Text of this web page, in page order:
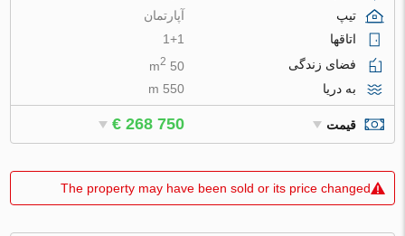
تیپ
آپارتمان
اتاقها
1+1
فضای زندگی
50 m
2
به دریا 550 m
قیمت € 268 750
The property may have been sold or its price changed